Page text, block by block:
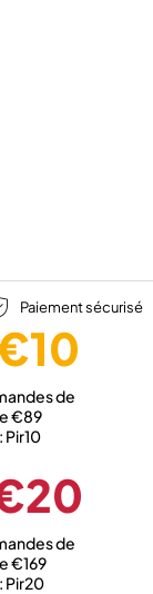
Paiement sécurisé
de
€89
de
€169
Pir20